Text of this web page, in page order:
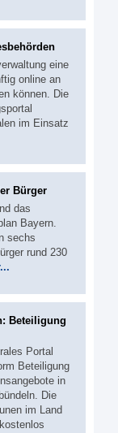
eine
online an
können. Die
im Einsatz
Bürger
das
Bayern.
sechs
rund 230
Beteiligung
Portal
Beteiligung
in
Die
im Land